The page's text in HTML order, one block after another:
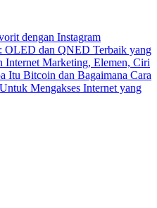
dengan Instagram
dan QNED Terbaik yang
Internet Marketing, Elemen, Ciri
Itu Bitcoin dan Bagaimana Cara
Mengakses Internet yang